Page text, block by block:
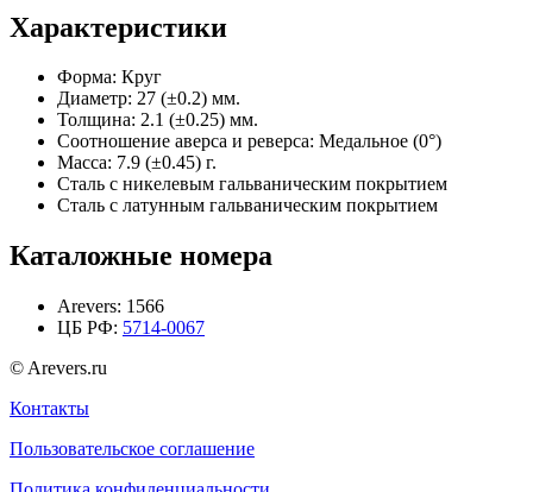
Характеристики
Форма: Круг
Диаметр: 27 (±0.2) мм.
Толщина: 2.1 (±0.25) мм.
Соотношение аверса и реверса: Медальное (0°)
Масса: 7.9 (±0.45) г.
Сталь с никелевым гальваническим покрытием
Сталь с латунным гальваническим покрытием
Каталожные номера
Arevers: 1566
ЦБ РФ: 5714-0067
© Arevers.ru
Контакты
Пользовательское соглашение